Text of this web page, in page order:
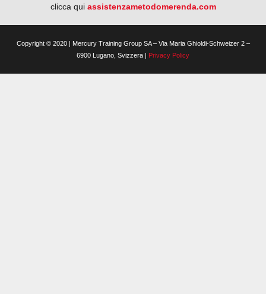
clicca qui assistenzametodomerenda.com
Copyright © 2020 | Mercury Training Group SA – Via Maria Ghioldi-Schweizer 2 –
6900 Lugano, Svizzera | Privacy Policy